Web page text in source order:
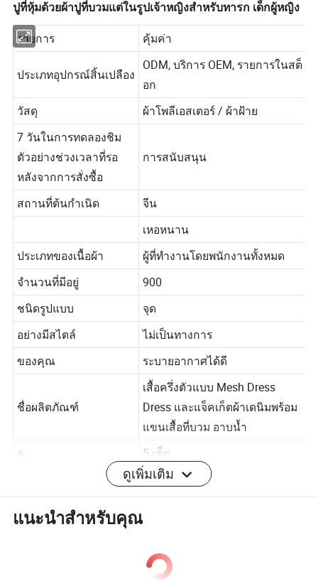
ปูที่หุ้มด้วยผ้าปูที่บวมแต่ในรูปเจ้าหญิงสำหรับทารก เด็กผู้หญิง
รายการ คุ้มค่า
ODM, บริการ OEM, รายการในสต็
อก
วัสดุ ผ้าโพลีเอสเตอร์ / ผ้าฝ้าย
7 วันในการทดลองชิม
ตัวอย่างช่วงเวลาที่รอ
หลังจากการสั่งซื้อ
สถานที่ต้นกำเนิด จีน
เหอหนาน
ประเภทของเนื้อผ้า
ผู้ที่ทำงานโดยพนักงานทั้งหมด
จำนวนที่มีอยู่
900
ชนิดรูปแบบ
จุด
อย่างมีสไตล์
ไม่เป็นทางการ
ระบายอากาศได้ดี
เสื้อครึ่งตัวแบบ Mesh Dress
Dress และแจ็คเก็ตผ้าเดนิมพร้อม
แขนเสื้อที่บวม อาบน้ำ
5 เซ็ต
ฤดูกาล ฤดูใบไม้ผลิ
คำสำคัญ
ชุดเสื้อผ้าเด็กผู้หญิง 2 ชิ้น
ดูเพิ่มเติม
แนะนำสำหรับคุณ